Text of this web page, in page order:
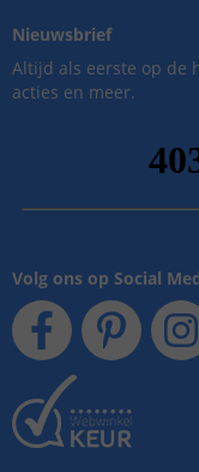
Nieuwsbrief
Altijd als eerste op de
acties en meer.
Volg ons op Social